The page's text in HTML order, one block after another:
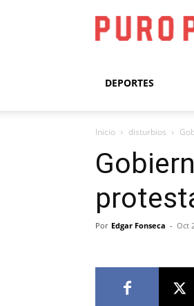
DEPORTES
Inicio disturbios
Por Edgar Fonseca - Oct